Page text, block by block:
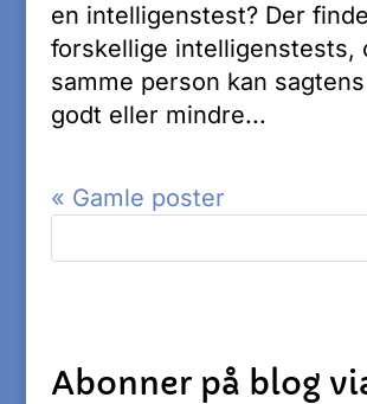
en intelligenstest? Der
forskellige intelligenstests,
samme person kan
godt eller mindre...
« Gamle poster
Abonner på blog